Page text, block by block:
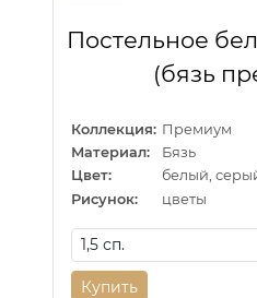
Постельное
(бязь
Коллекция: Премиум
Материал:
Бязь
Цвет:
белый,
Рисунок:
цветы
Купить